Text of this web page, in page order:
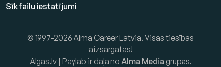
Sīkfailu iestatījumi
© 1997-2026 Alma Career Latvia. Visas tiesības
aizsargātas!
Algas.lv | Paylab ir daļa no Alma Media grupas.